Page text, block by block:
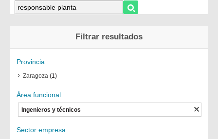
Filtrar resultados
Provincia
Zaragoza(1)
Área funcional
Ingenieros y técnicos
Sector empresa